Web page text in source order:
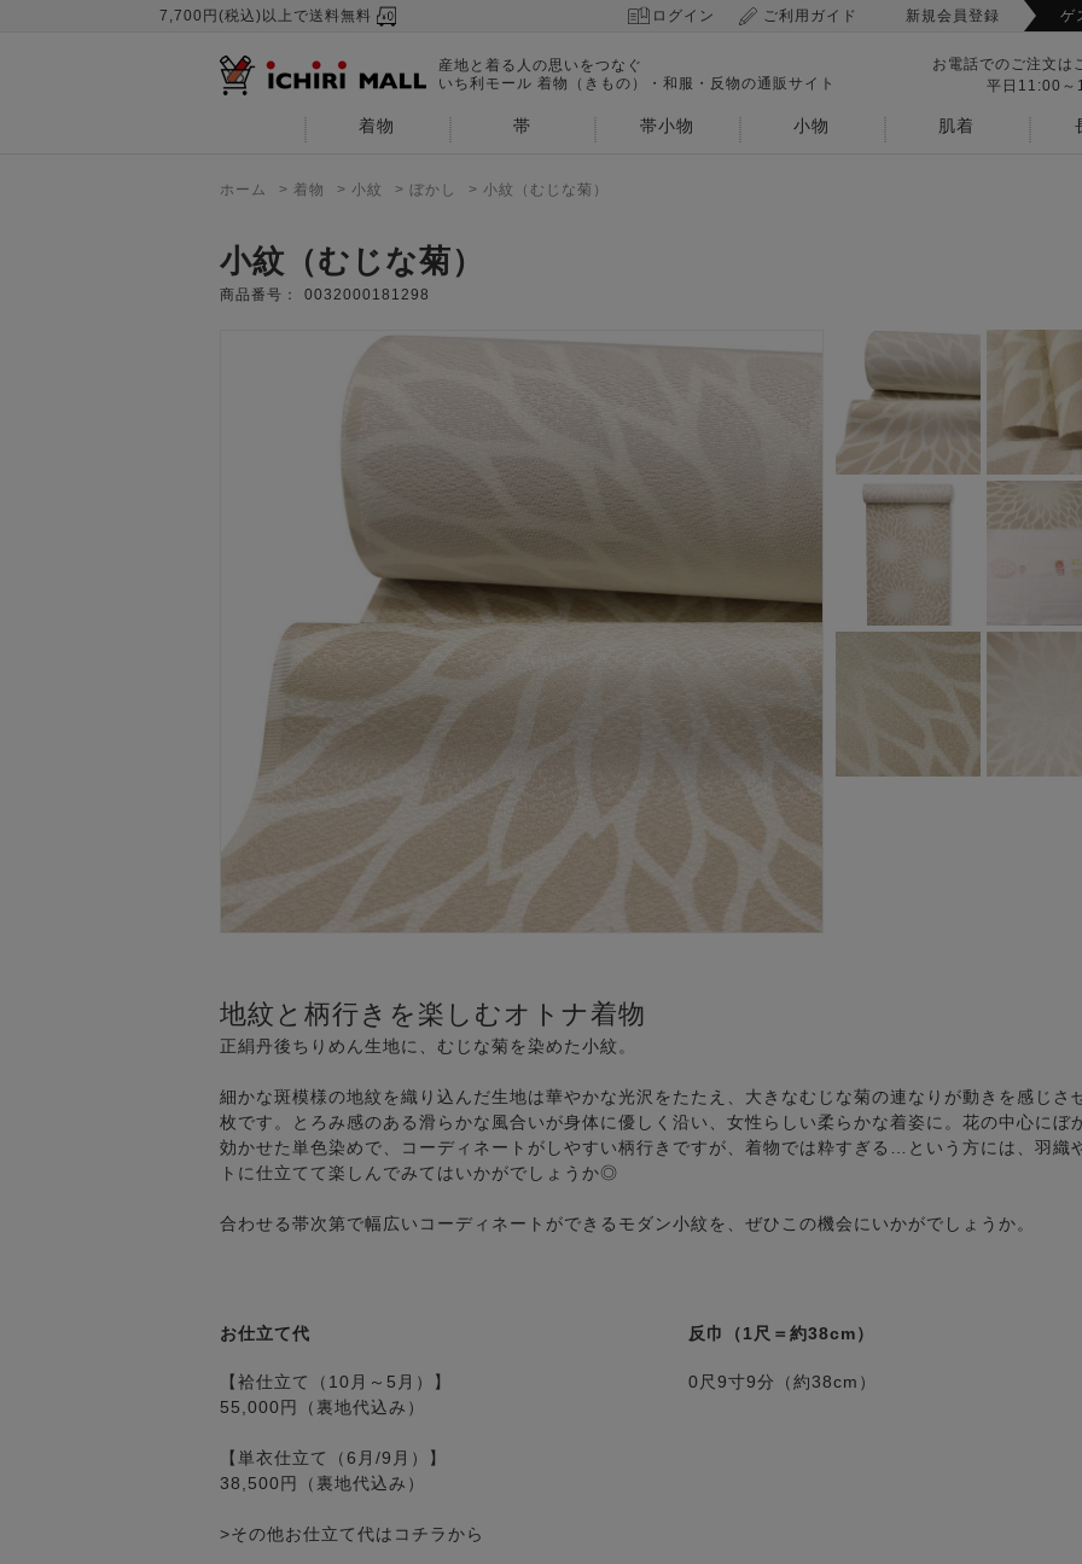
7,700円(税込)以上で送料無料 ログイン ご利用ガイド 新規会員登録 ゲ
産地と着る人の思いをつなぐ
いち利モール 着物（きもの）・和服・反物の通販サイト
お電話でのご注文は
平日11:00～
着物 帯 帯小物 小物 肌着
ホーム > 着物 > 小紋 > ぼかし > 小紋（むじな菊）
小紋（むじな菊）
商品番号： 0032000181298
地紋と柄行きを楽しむオトナ着物
正絹丹後ちりめん生地に、むじな菊を染めた小紋。
細かな斑模様の地紋を織り込んだ生地は華やかな光沢をたたえ、大きなむじな菊の連なりが動きを感じさ
枚です。とろみ感のある滑らかな風合いが身体に優しく沿い、女性らしい柔らかな着姿に。花の中心にぼ
効かせた単色染めで、コーディネートがしやすい柄行きですが、着物では粋すぎる…という方には、羽織
トに仕立てて楽しんでみてはいかがでしょうか◎
合わせる帯次第で幅広いコーディネートができるモダン小紋を、ぜひこの機会にいかがでしょうか。
お仕立て代
【袷仕立て（10月～5月）】
55,000円（裏地代込み）
【単衣仕立て（6月/9月）】
38,500円（裏地代込み）
>その他お仕立て代はコチラから
反巾（1尺＝約38cm）
0尺9寸9分（約38cm）